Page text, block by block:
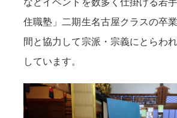
住職塾」二期生名古屋クラスの卒
間と協力して宗派・宗義にとらわ
しています。